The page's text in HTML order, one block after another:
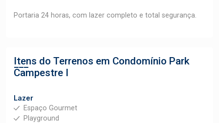
Portaria 24 horas, com lazer completo e total segurança.
Itens do Terrenos em Condomínio Park
Campestre I
Lazer
Espaço Gourmet
Playground